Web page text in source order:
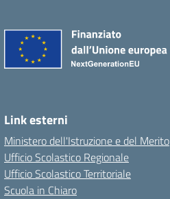
Link esterni
Ministero dell'Istruzione e del Merito
Ufficio Scolastico Regionale
Ufficio Scolastico Territoriale
Scuola in Chiaro